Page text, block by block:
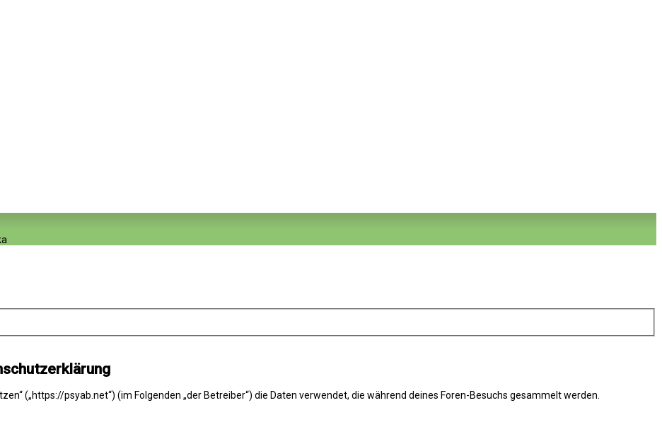
(„https://psyab.net“) (im Folgenden „der Betreiber“) die Daten verwendet, die während deines Foren-Besuchs gesammelt werden.